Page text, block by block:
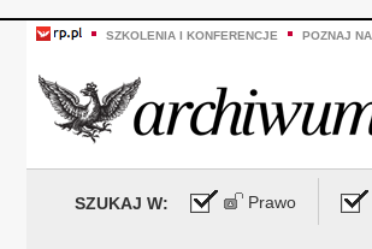
SZKOLENIA I KONFERENCJE POZNAJ
SZUKAJ W: Prawo